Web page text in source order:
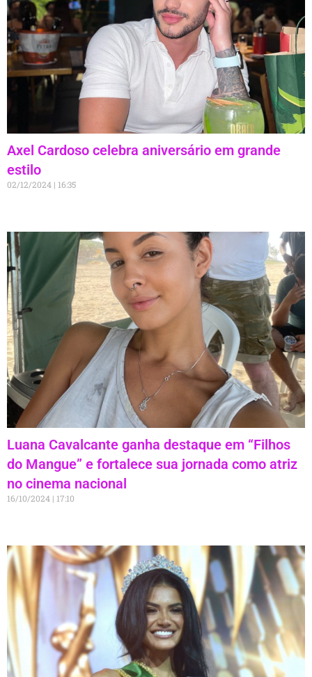
Axel Cardoso celebra aniversário em grande
estilo
02/12/2024 16:35
Luana Cavalcante ganha destaque em “Filhos
do Mangue” e fortalece sua jornada como atriz
no cinema nacional
16/10/2024 17:10